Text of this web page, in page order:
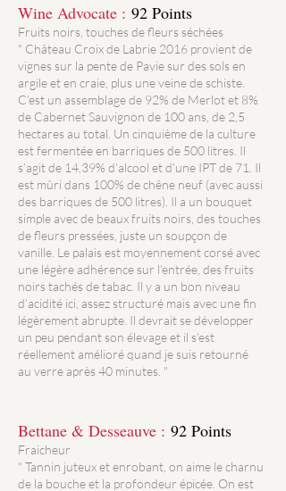
Wine Advocate : 92 Points
Fruits noirs, touches de fleurs séchées
" Château Croix de Labrie 2016 provient de
vignes sur la pente de Pavie sur des sols en
argile et en craie, plus une veine de schiste.
C’est un assemblage de 92% de Merlot et 8%
de Cabernet Sauvignon de 100 ans, de 2,5
hectares au total. Un cinquième de la culture
est fermentée en barriques de 500 litres. Il
s’agit de 14,39% d’alcool et d’une IPT de 71. Il
est mûri dans 100% de chêne neuf (avec aussi
des barriques de 500 litres). Il a un bouquet
simple avec de beaux fruits noirs, des touches
de fleurs pressées, juste un soupçon de
vanille. Le palais est moyennement corsé avec
une légère adhérence sur l’entrée, des fruits
noirs tachés de tabac. Il y a un bon niveau
d’acidité ici, assez structuré mais avec une fin
légèrement abrupte. Il devrait se développer
un peu pendant son élevage et il s’est
réellement amélioré quand je suis retourné
au verre après 40 minutes. "
Bettane & Desseauve : 92 Points
Fraicheur
" Tannin juteux et enrobant, on aime le charnu
de la bouche et la profondeur épicée. On est